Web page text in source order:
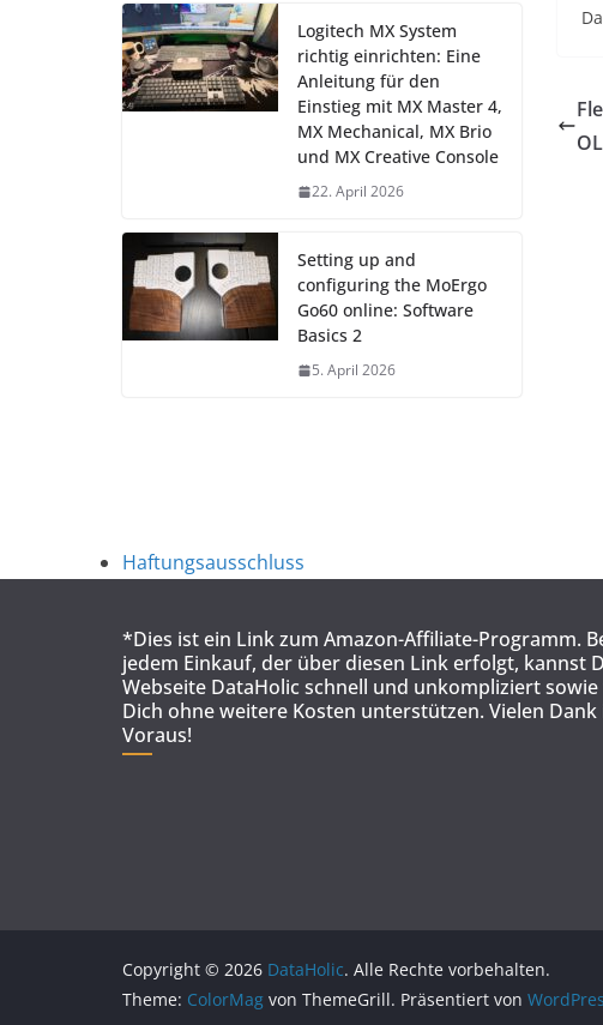
Logitech MX System
richtig einrichten: Eine
Anleitung für den
Einstieg mit MX Master 4,
MX Mechanical, MX Brio
und MX Creative Console
22. April 2026
Setting up and
configuring the MoErgo
Go60 online: Software
Basics 2
5. April 2026
Haftungsausschluss
*Dies ist ein Link zum Amazon-Affiliate-Programm.
jedem Einkauf, der über diesen Link erfolgt, kannst
Webseite DataHolic schnell und unkompliziert
Dich ohne weitere Kosten unterstützen. Vielen Dank
Voraus!
Copyright © 2026 DataHolic. Alle Rechte vorbehalten.
Theme: ColorMag von ThemeGrill. Präsentiert von